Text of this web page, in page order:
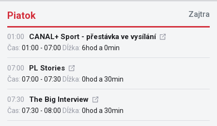
Piatok Zajtra
01:00 CANAL+ Sport - přestávka ve vysílání
Čas: 01:00 - 07:00 Dĺžka: 6hod a 0min
07:00 PL Stories
Čas: 07:00 - 07:30 Dĺžka: 0hod a 30min
07:30 The Big Interview
Čas: 07:30 - 08:00 Dĺžka: 0hod a 30min